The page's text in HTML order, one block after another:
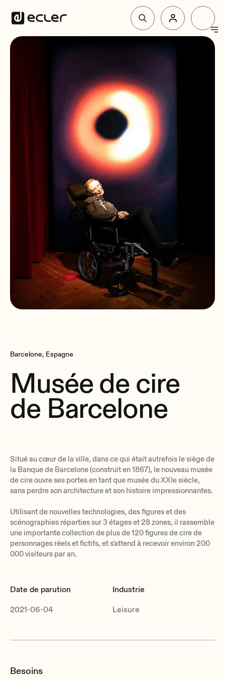
Pourquoi Ecler
Soutien et communauté
Barcelone, Espagne
Musée de cire
de Barcelone
Situé au cœur de la ville, dans ce qui était autrefois le siège de
la Banque de Barcelone (construit en 1867), le nouveau musée
de cire ouvre ses portes en tant que musée du XXIe siècle,
sans perdre son architecture et son histoire impressionnantes.
Utilisant de nouvelles technologies, des figures et des
scénographies réparties sur 3 étages et 28 zones, il rassemble
une importante collection de plus de 120 figures de cire de
personnages réels et fictifs, et s'attend à recevoir environ 200
000 visiteurs par an.
Date de parution
2021-06-04
Industrie
Leisure
Besoins